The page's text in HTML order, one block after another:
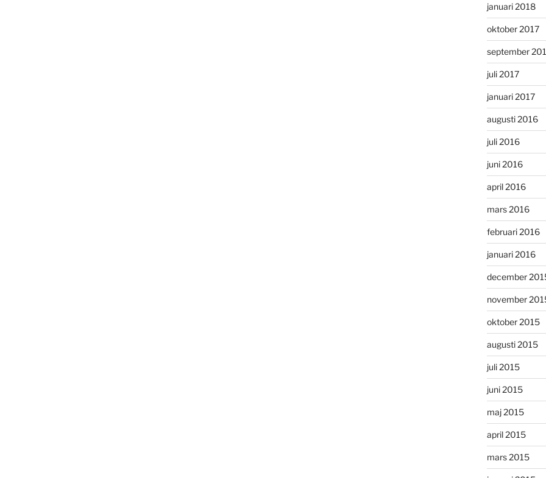
januari 2018
oktober 2017
september
juli 2017
januari 2017
augusti 2016
juli 2016
juni 2016
april 2016
mars 2016
februari 2016
januari 2016
december
november
oktober 2015
augusti 2015
juli 2015
juni 2015
maj 2015
april 2015
mars 2015